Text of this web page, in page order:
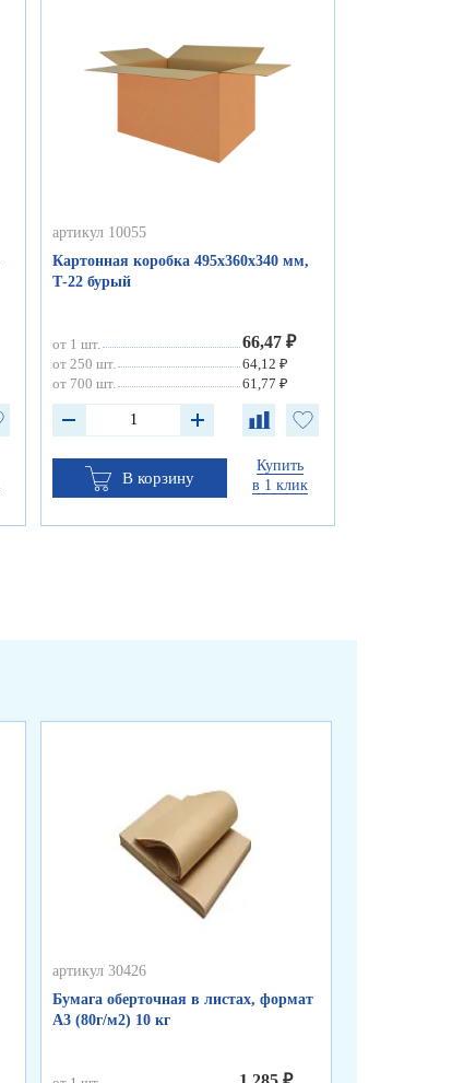
артикул 10055
Картонная коробка 495х360х340 мм,
Т-22 бурый
от 1 шт. 66,47 ₽
от 250 шт.
64,12 ₽
от 700 шт.
61,77 ₽
В корзину
Купить
в 1 клик
артикул 30426
Бумага оберточная в листах, формат
А3 (80г/м2) 10 кг